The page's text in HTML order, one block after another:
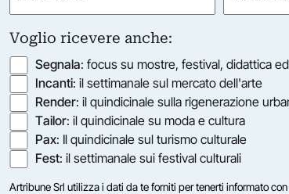
Voglio ricevere anche:
Segnala: focus su mostre, festival, didattica
Incanti: il settimanale sul mercato dell'arte
Render: il quindicinale sulla rigenerazione
Tailor: il quindicinale su moda e cultura
Pax: Il quindicinale sul turismo culturale
Fest: il settimanale sui festival culturali
Artribune Srl utilizza i dati da te forniti per tenerti informato